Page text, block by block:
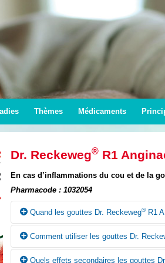
Thèmes Médicaments
Dr. Reckeweg® R1
En cas d’inflammations du cou et de la
Pharmacode : 1032054
Quand les gouttes Dr. Reckeweg®R1
Selon la conception homéopathique, les
Anginacid peuvent être utilisées en cas
Comment utiliser les gouttes Dr.
Quels effets secondaires les gouttes